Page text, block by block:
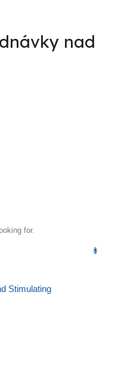
nad
for.
0
Stimulating